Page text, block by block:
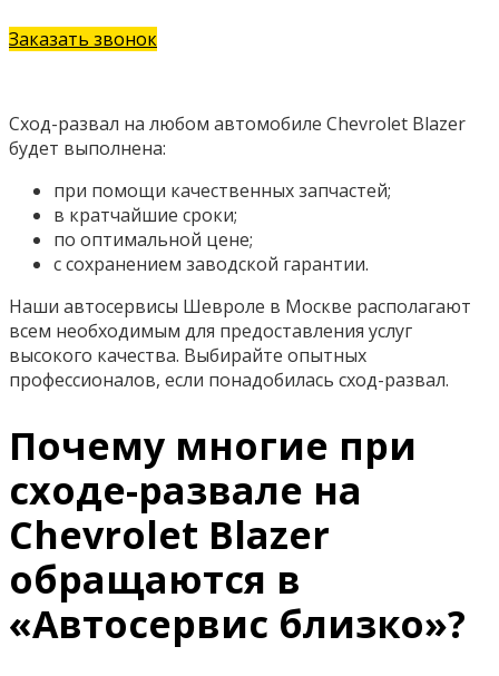
Заказать звонок
Сход-развал на любом автомобиле Chevrolet Blazer
будет выполнена:
при помощи качественных запчастей;
в кратчайшие сроки;
по оптимальной цене;
с сохранением заводской гарантии.
Наши автосервисы Шевроле в Москве располагают
всем необходимым для предоставления услуг
высокого качества. Выбирайте опытных
профессионалов, если понадобилась сход-развал.
Почему многие при
сходе-развале на
Chevrolet Blazer
обращаются в
«Автосервис близко»?